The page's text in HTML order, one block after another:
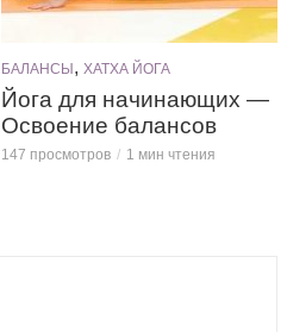
БАЛАНСЫ , ХАТХА ЙОГА
Йога для начинающих —
Освоение балансов
147 просмотров 1 мин чтения